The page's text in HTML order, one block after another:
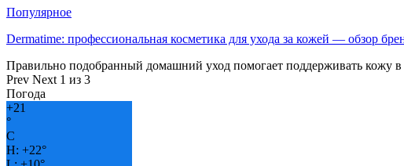
Популярное
Dermatime: профессиональная косметика для ухода за кожей — обзор
Правильно подобранный домашний уход помогает поддерживать кожу
Prev Next 1 из 3
Погода
+21
°
C
H: +22°